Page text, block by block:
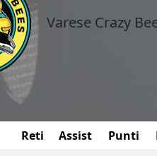
Varese Crazy
Reti Assist Punti